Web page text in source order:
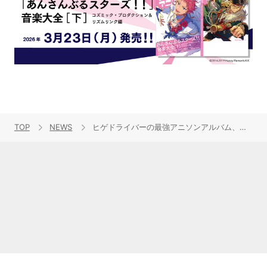
TOP NEWS ヒゲドライバーの最強アニソンアルバム、アニメ映像を使用した視聴動画公開！